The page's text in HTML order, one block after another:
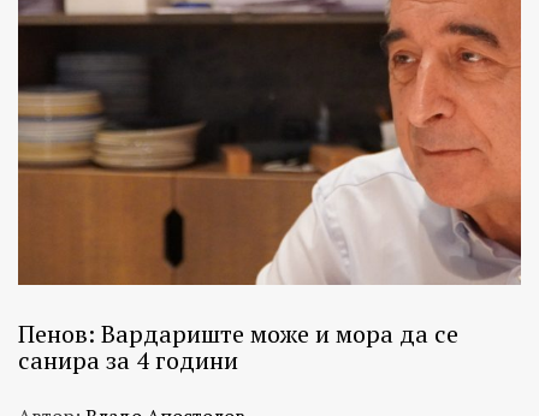
Пенов: Вардариште може и мора да се
санира за 4 години